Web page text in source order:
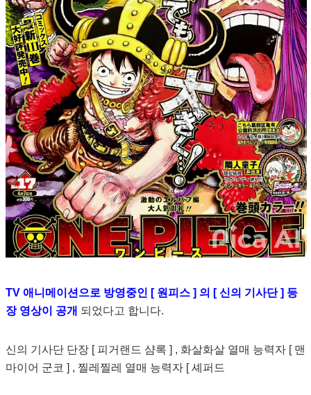
TV 애니메이션으로 방영중인 [ 원피스 ] 의 [ 신의 기사단 ] 등
장 영상이 공개 되었다고 합니다.
신의 기사단 단장 [ 피거랜드 샴록 ] , 화살화살 열매 능력자 [ 맨
마이어 군코 ] , 찔레찔레 열매 능력자 [ 셰퍼드